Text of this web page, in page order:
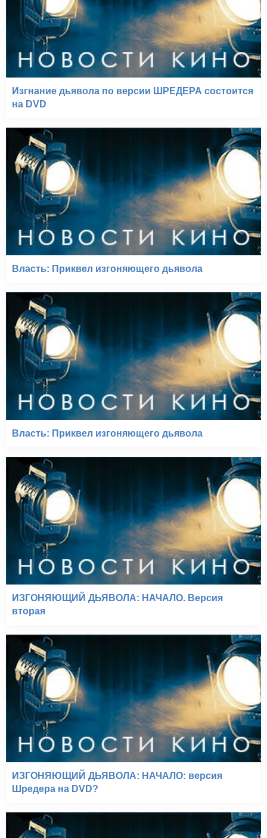
Изгнание дьявола по версии ШРЕДЕРА состоится
на DVD
Власть: Приквел изгоняющего дьявола
Власть: Приквел изгоняющего дьявола
ИЗГОНЯЮЩИЙ ДЬЯВОЛА: НАЧАЛО. Версия
вторая
ИЗГОНЯЮЩИЙ ДЬЯВОЛА: НАЧАЛО: версия
Шредера на DVD?